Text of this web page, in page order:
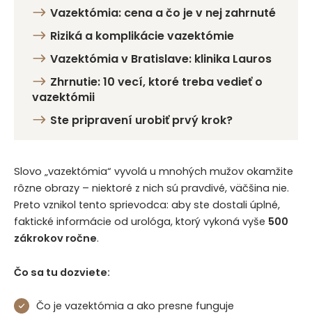
Vazektómia: cena a čo je v nej zahrnuté
Riziká a komplikácie vazektómie
Vazektómia v Bratislave: klinika Lauros
Zhrnutie: 10 vecí, ktoré treba vedieť o
vazektómii
Ste pripravení urobiť prvý krok?
Slovo „vazektómia“ vyvolá u mnohých mužov okamžite
rôzne obrazy – niektoré z nich sú pravdivé, väčšina nie.
Preto vznikol tento sprievodca: aby ste dostali úplné,
faktické informácie od urológa, ktorý vykoná vyše 500
zákrokov ročne.
Čo sa tu dozviete:
Čo je vazektómia a ako presne funguje